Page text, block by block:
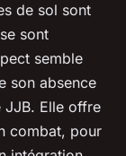
de sol sont
sont
semble
son absence
JJB. Elle offre
combat, pour